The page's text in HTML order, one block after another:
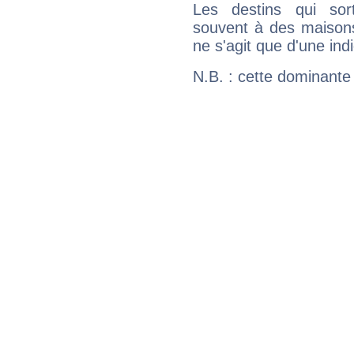
Les destins qui
souvent à des
ne s'agit que d'une
N.B. : cette